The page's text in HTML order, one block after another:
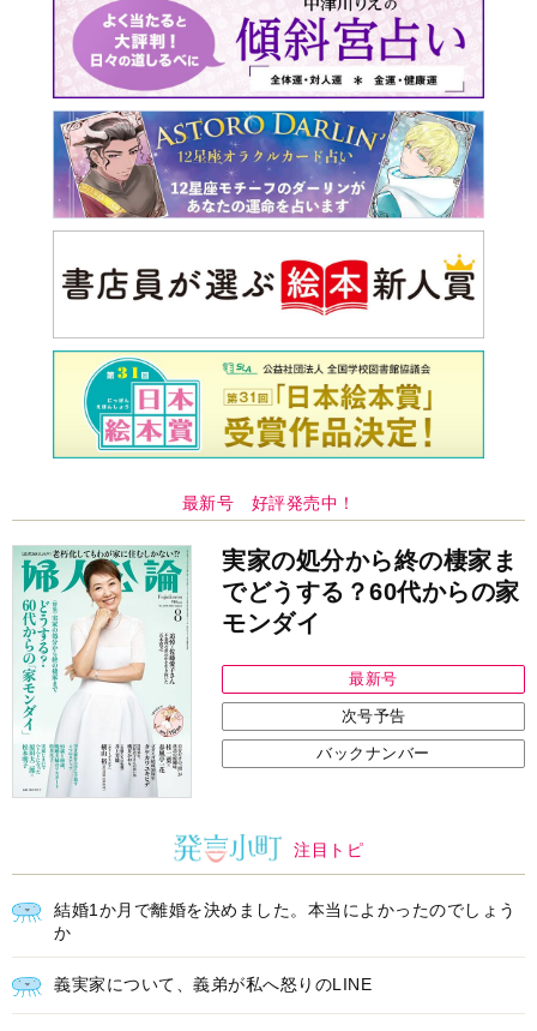
最新号 好評発売中！
実家の処分から終の棲家ま
モンダイ
バックナンバー
結婚1か月で離婚を決めました。本当によかったのでしょう
か
義実家について、義弟が私へ怒りのLINE
婚約者がBL愛好家でした